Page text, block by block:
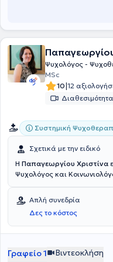
Ψυχολόγος -
MSc
10|12
Συστημική
Σχετικά με την ειδικό
Η Παπαγεωργίου Χριστίνα
Ψυχολόγος και
εκπαίδευση στη Συστημική
Εφαρμοσμένης
μεταπτυχιακό δίπλωμα
Erasmus University of
Αποκατάστασης στο
δίπλωμα στην Εφαρμοσμένη
Απλή συνεδρία
Δες το κόστος
Γραφείο 1 Βιντεοκλήση